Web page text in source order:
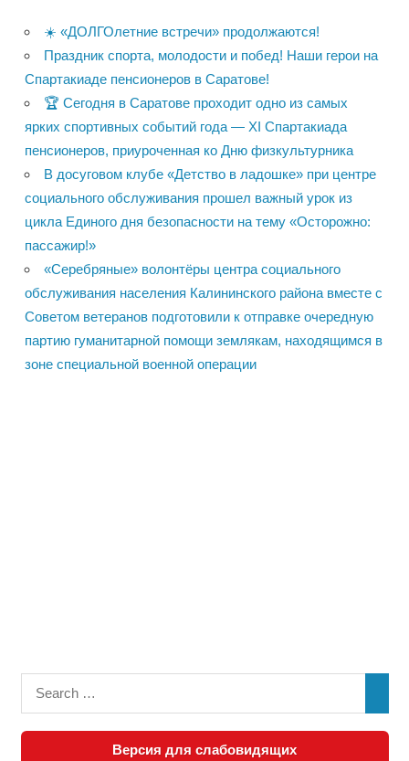
☀️ «ДОЛГОлетние встречи» продолжаются!
Праздник спорта, молодости и побед! Наши герои на
Спартакиаде пенсионеров в Саратове!
🏆 Сегодня в Саратове проходит одно из самых
ярких спортивных событий года — XI Спартакиада
пенсионеров, приуроченная ко Дню физкультурника
В досуговом клубе «Детство в ладошке» при центре
социального обслуживания прошел важный урок из
цикла Единого дня безопасности на тему «Осторожно:
пассажир!»
«Серебряные» волонтёры центра социального
обслуживания населения Калининского района вместе с
Советом ветеранов подготовили к отправке очередную
партию гуманитарной помощи землякам, находящимся в
зоне специальной военной операции
Версия для слабовидящих